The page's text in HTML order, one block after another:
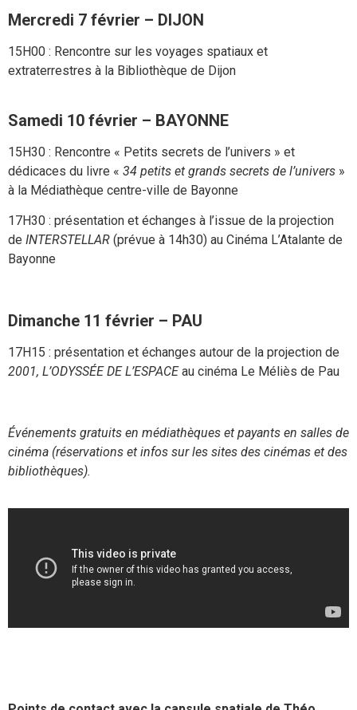
Mercredi 7 février – DIJON
15H00 : Rencontre sur les voyages spatiaux et
extraterrestres à la Bibliothèque de Dijon
Samedi 10 février – BAYONNE
15H30 : Rencontre « Petits secrets de l’univers » et
dédicaces du livre « 34 petits et grands secrets de l’univers »
à la Médiathèque centre-ville de Bayonne
17H30 : présentation et échanges à l’issue de la projection
de INTERSTELLAR (prévue à 14h30) au Cinéma L’Atalante de
Bayonne
Dimanche 11 février – PAU
17H15 : présentation et échanges autour de la projection de
2001, L’ODYSSÉE DE L’ESPACEau cinéma Le Méliès de Pau
Événements gratuits en médiathèques et payants en salles de
cinéma (réservations et infos sur les sites des cinémas et des
bibliothèques).